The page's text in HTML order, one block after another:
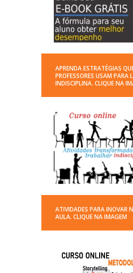
APRENDA ESTRATÉGIAS
PROFESSORES USAM PARA
INDISCIPLINA. CLIQUE NA
ATIVIDADES PARA INOVAR
AULA. CLIQUE NA IMAGEM